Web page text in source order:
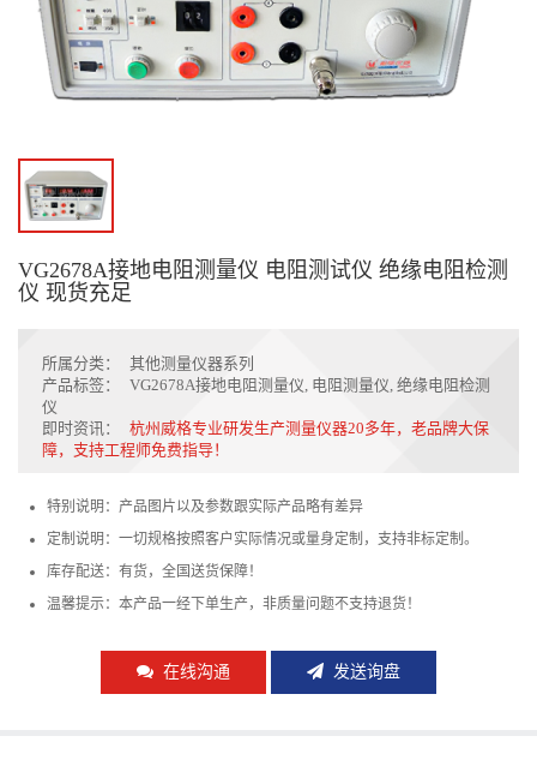
VG2678A接地电阻测量仪 电阻测试仪 绝缘电阻检测
仪 现货充足
所属分类：
其他测量仪器系列
产品标签：
VG2678A接地电阻测量仪, 电阻测量仪, 绝缘电阻检测
仪
即时资讯：
杭州威格专业研发生产测量仪器20多年，老品牌大保
障，支持工程师免费指导！
特别说明：产品图片以及参数跟实际产品略有差异
定制说明：一切规格按照客户实际情况或量身定制，支持非标定制。
库存配送：有货，全国送货保障！
温馨提示：本产品一经下单生产，非质量问题不支持退货！
在线沟通 发送询盘